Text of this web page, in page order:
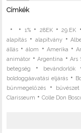
Címkék
• • 1%• 28EK•29.EK
alapítás • alapítvány•
állás •álom • Amerika •
animátor •Argentína •Ars
betegség • bevándorlók
boldoggáavatási eljárás •
bűnmegelőzés • bűvészet
Clarisseum •Colle Don